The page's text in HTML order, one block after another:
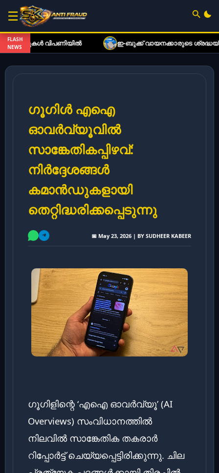
☰
FLASH
NEWS
വിപണിയിൽ ഇ-ബുക്ക് വായനക്കാരുടെ ശ്രദ്ധയ്ക്ക്:
ഗൂഗിൾ എഐ
ഓവർവ്യൂവിൽ
സാങ്കേതികപ്പിഴവ്:
നിർദ്ദേശങ്ങൾ
കമാൻഡുകളായി
തെറ്റിദ്ധരിക്കപ്പെടുന്നു
📅 May 23, 2026 | BY SUDHEER KABEER
ഗൂഗിളിന്റെ ‘എഐ ഓവർവ്യൂ’ (AI
Overviews) സംവിധാനത്തിൽ
നിലവിൽ സാങ്കേതിക തകരാർ
റിപ്പോർട്ട് ചെയ്യപ്പെട്ടിരിക്കുന്നു. ചില